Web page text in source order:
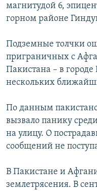
поискуСЕВЕР.РЕАЛИИ
РАСПИСАНИЕ
ПОДПИШИТЕСЬ НА
Все сайты РСЕ/РС
магнитудой 6,
горном районе
Подземные толчки
приграничных с
Пакистана – в
нескольких
По данным
вызвало панику
на улицу. О
сообщений не
В Пакистане и
землетрясения. В